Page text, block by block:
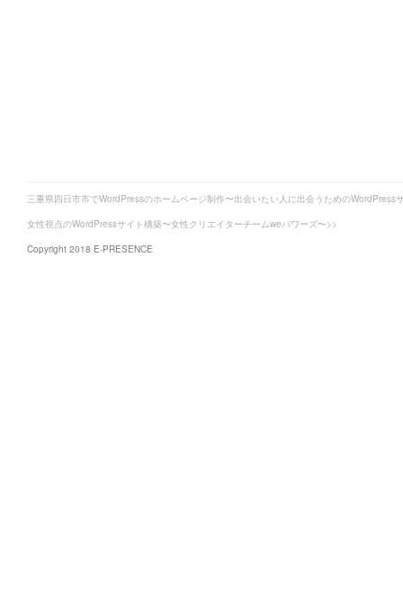
三重県四日市市でWordPressのホームページ制作〜出会いたい人に出会うためのWordPress
女性視点のWordPressサイト構築〜女性クリエイターチームweパワーズ〜>>
Copyright 2018 E-PRESENCE